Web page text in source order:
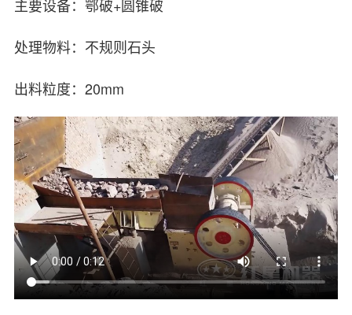
主要设备：鄂破+圆锥破
处理物料：不规则石头
出料粒度：20mm